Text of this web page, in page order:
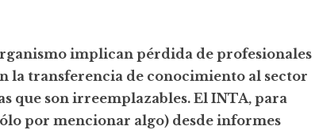
implican pérdida de profesionales
la transferencia de conocimiento al sector
que son irreemplazables. El INTA, para
por mencionar algo) desde informes